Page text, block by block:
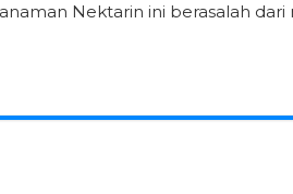
Nektarin ini berasalah dari